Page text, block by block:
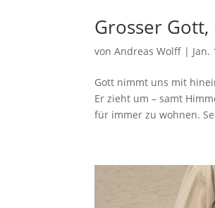
Grosser
vonAndreas Wolff | Jan.
Gott nimmt uns mit
Er zieht um – samt
für immer zu wohnen.